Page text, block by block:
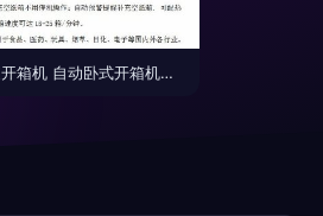
KX-03高速开箱机 自动卧式开箱机的卓越性能与应用